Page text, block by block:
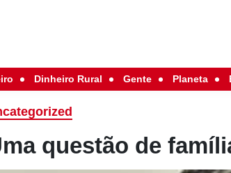
Dinheiro Rural Gente Planeta
questão de